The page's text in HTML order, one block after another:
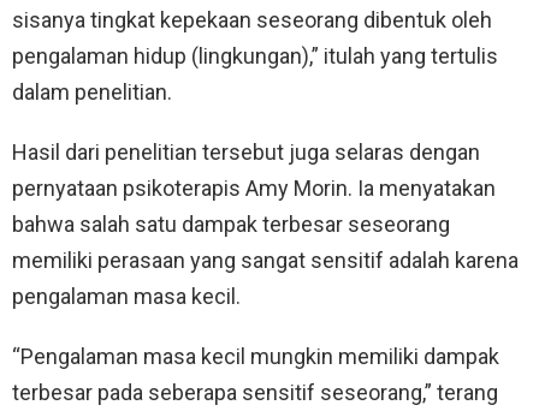
sisanya tingkat kepekaan seseorang dibentuk oleh
pengalaman hidup (lingkungan),” itulah yang tertulis
dalam penelitian.
Hasil dari penelitian tersebut juga selaras dengan
pernyataan psikoterapis Amy Morin. Ia menyatakan
bahwa salah satu dampak terbesar seseorang
memiliki perasaan yang sangat sensitif adalah karena
pengalaman masa kecil.
“Pengalaman masa kecil mungkin memiliki dampak
terbesar pada seberapa sensitif seseorang,” terang